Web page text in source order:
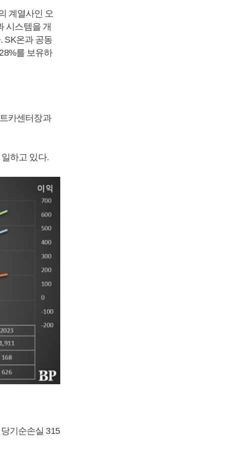
계열사인 오
시스템을 개
SK온과 공동
를 보유하
카센터장과
하고 있다.
기순손실 315